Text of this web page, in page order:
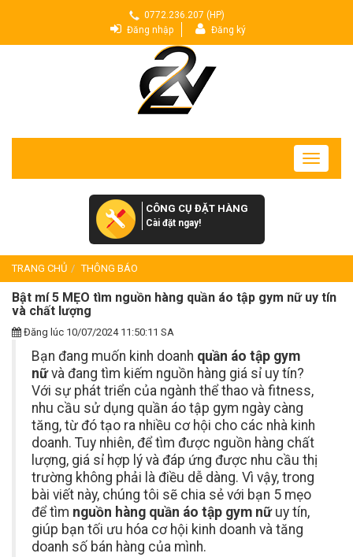
0772.236.207 (HP)
Đăng nhập
Đăng ký
Toggle
CÔNG CỤ ĐẶT HÀNG
Cài đặt ngay!
TRANG CHỦ THÔNG BÁO
Bật mí 5 MẸO tìm nguồn hàng quần áo tập gym nữ uy tín
và chất lượng
Đăng lúc 10/07/2024 11:50:11 SA
Bạn đang muốn kinh doanh quần áo tập gym
nữvà đang tìm kiếm nguồn hàng giá sỉ uy tín?
Với sự phát triển của ngành thể thao và fitness,
nhu cầu sử dụng quần áo tập gym ngày càng
tăng, từ đó tạo ra nhiều cơ hội cho các nhà kinh
doanh. Tuy nhiên, để tìm được nguồn hàng chất
lượng, giá sỉ hợp lý và đáp ứng được nhu cầu thị
trường không phải là điều dễ dàng. Vì vậy, trong
bài viết này, chúng tôi sẽ chia sẻ với bạn 5 mẹo
để tìm nguồn hàng quần áo tập gym nữuy tín,
giúp bạn tối ưu hóa cơ hội kinh doanh và tăng
doanh số bán hàng của mình.